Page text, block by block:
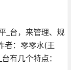
_台，来管理、规
者：零零水(王
有几个特点：